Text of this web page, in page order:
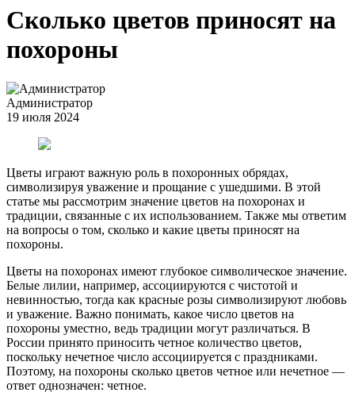
Сколько цветов приносят на
похороны
Администратор
19 июля 2024
Цветы играют важную роль в похоронных обрядах,
символизируя уважение и прощание с ушедшими. В этой
статье мы рассмотрим значение цветов на похоронах и
традиции, связанные с их использованием. Также мы ответим
на вопросы о том, сколько и какие цветы приносят на
похороны.
Цветы на похоронах имеют глубокое символическое значение.
Белые лилии, например, ассоциируются с чистотой и
невинностью, тогда как красные розы символизируют любовь
и уважение. Важно понимать, какое число цветов на
похороны уместно, ведь традиции могут различаться. В
России принято приносить четное количество цветов,
поскольку нечетное число ассоциируется с праздниками.
Поэтому, на похороны сколько цветов четное или нечетное —
ответ однозначен: четное.